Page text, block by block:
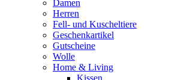
Damen
Herren
Fell- und Kuscheltiere
Geschenkartikel
Gutscheine
Wolle
Home & Living
Kissen